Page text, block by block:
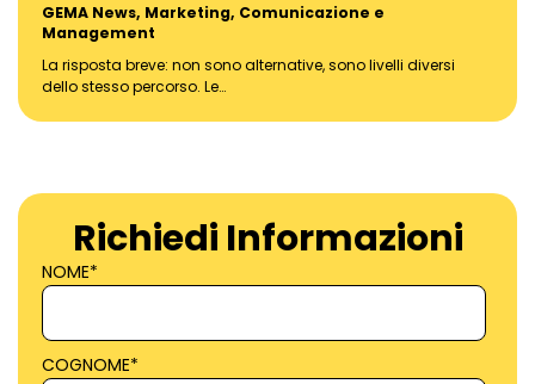
GEMA News, Marketing, Comunicazione e
Management
La risposta breve: non sono alternative, sono livelli diversi
dello stesso percorso. Le…
Richiedi Informazioni
NOME*
COGNOME*